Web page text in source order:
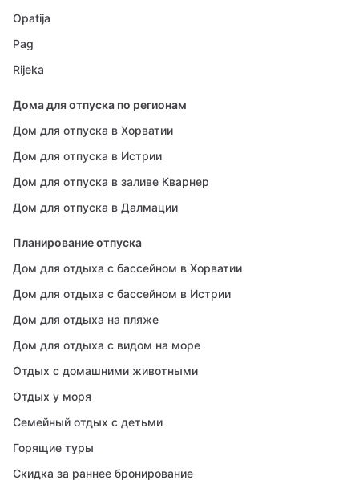
Opatija
Pag
Rijeka
Дома для отпуска по регионам
Дом для отпуска в Хорватии
Дом для отпуска в Истрии
Дом для отпуска в заливе Кварнер
Дом для отпуска в Далмации
Планирование отпуска
Дом для отдыха с бассейном в Хорватии
Дом для отдыха с бассейном в Истрии
Дом для отдыха на пляже
Дом для отдыха с видом на море
Отдых с домашними животными
Отдых у моря
Семейный отдых с детьми
Горящие туры
Скидка за раннее бронирование